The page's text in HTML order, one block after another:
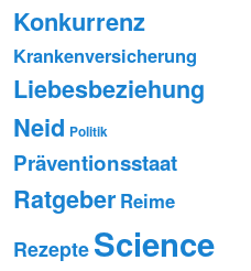
Konkurrenz
Krankenversicherung
Liebesbeziehung
Neid Politik
Präventionsstaat
Ratgeber Reime
Rezepte Science